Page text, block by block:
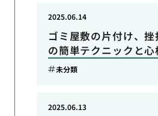
ゴミ屋敷の片付け、
の簡単テクニックと心
2025.06.14
未分類
2025.06.13